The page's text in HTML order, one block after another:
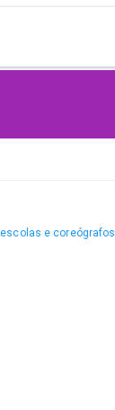
escolas e coreógrafos